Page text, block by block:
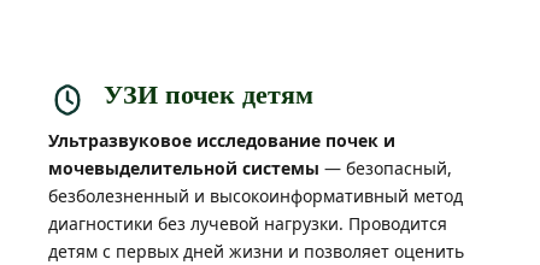
УЗИ почек детям
Ультразвуковое исследование почек и
мочевыделительной системы — безопасный,
безболезненный и высокоинформативный метод
диагностики без лучевой нагрузки. Проводится
детям с первых дней жизни и позволяет оценить